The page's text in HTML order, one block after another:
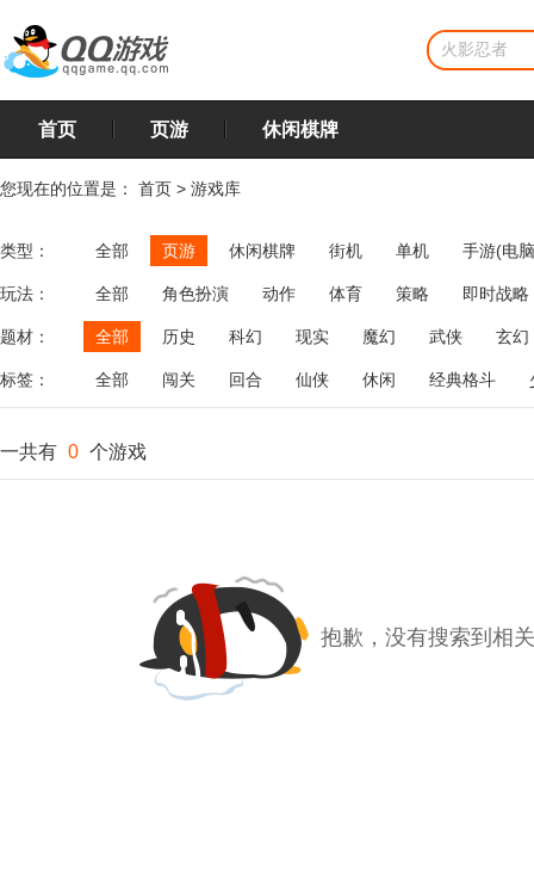
首页 页游 休闲棋牌
您现在的位置是： 首页 > 游戏库
类型： 全部 页游 休闲棋牌 街机 单机 手游(电
玩法： 全部 角色扮演 动作 体育 策略
即时战略
飞行
恋爱 第三人称射击 棋类 牌类 麻将
题材： 全部 历史 科幻 现实 魔幻 武侠 玄幻
标签： 全部 闯关 回合 仙侠 休闲 经典格斗
一共有 0 个游戏
抱歉，没有搜索到相